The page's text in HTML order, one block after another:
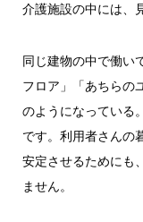
介護施設の中には、
同じ建物の中で働い
フロア」「あちらの
のようになっている
です。利用者さんの
安定させるためにも
ません。